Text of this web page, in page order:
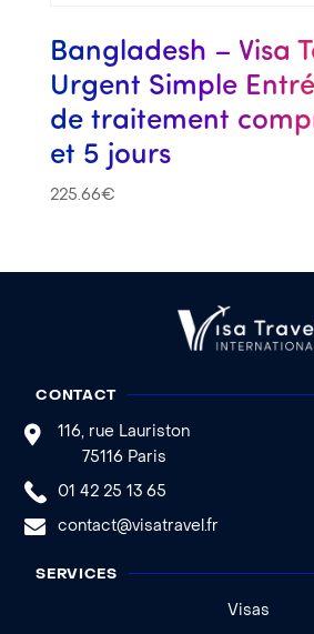
Bangladesh – Visa
Urgent Simple
de traitement
et 5 jours
225.66€
CONTACT
116, rue Lauriston
75116 Paris
01 42 25 13 65
contact@visatravel.fr
SERVICES
Visas